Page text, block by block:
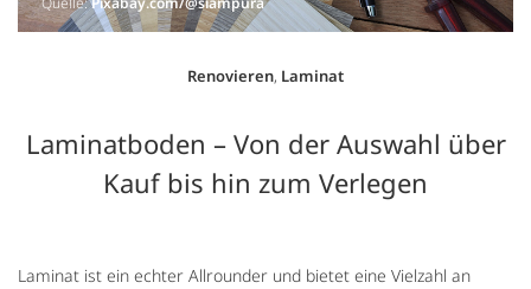
Renovieren, Laminat
Laminatboden – Von der Auswahl über
Kauf bis hin zum Verlegen
Laminat ist ein echter Allrounder und bietet eine Vielzahl an